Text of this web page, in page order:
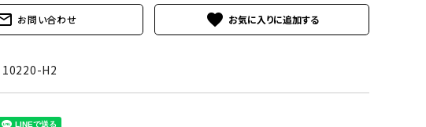
お問い合わせ favorite
10220-H2